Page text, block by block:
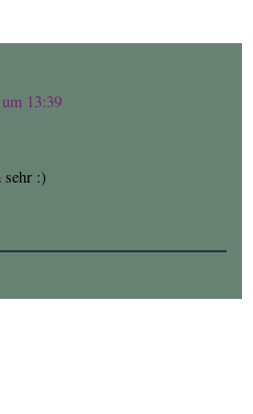
13:39
:)